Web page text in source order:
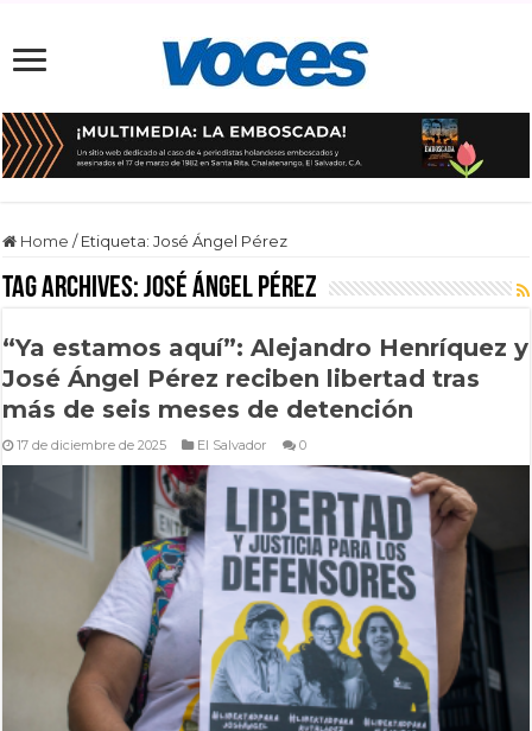
Home / Etiqueta:José Ángel Pérez
Tag Archives:José Ángel Pérez
“Ya estamos aquí”: Alejandro Henríquez y
José Ángel Pérez reciben libertad tras
más de seis meses de detención
17 de diciembre de 2025 El Salvador 0